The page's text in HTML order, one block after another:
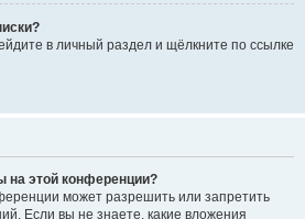
в личный раздел и щёлкните по ссылке
на этой конференции?
может разрешить или запретить
Если вы не знаете, какие вложения